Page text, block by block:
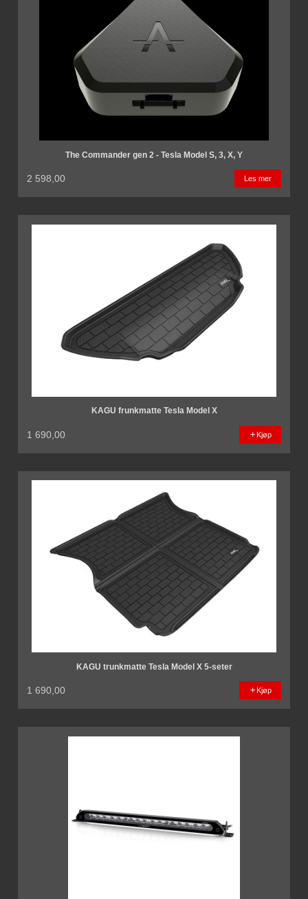
The Commander gen 2 - Tesla Model S, 3, X, Y
2 598,00 Les mer
KAGU frunkmatte Tesla Model X
1 690,00 Kjøp
KAGU trunkmatte Tesla Model X 5-seter
1 690,00 Kjøp